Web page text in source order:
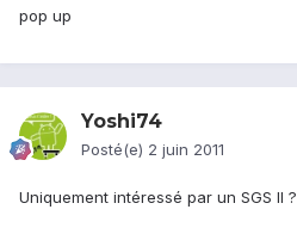
pop up
Yoshi74
Posté(e) 2 juin 2011
Uniquement intéressé par un SGS II ?